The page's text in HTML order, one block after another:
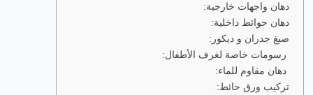
دهان واجهات خارجية:
دهان حوائط داخلية:
صبغ جدران و ديكور:
رسومات خاصة لغرف الأطفال:
دهان مقاوم للماء:
تركيب ورق حائط: